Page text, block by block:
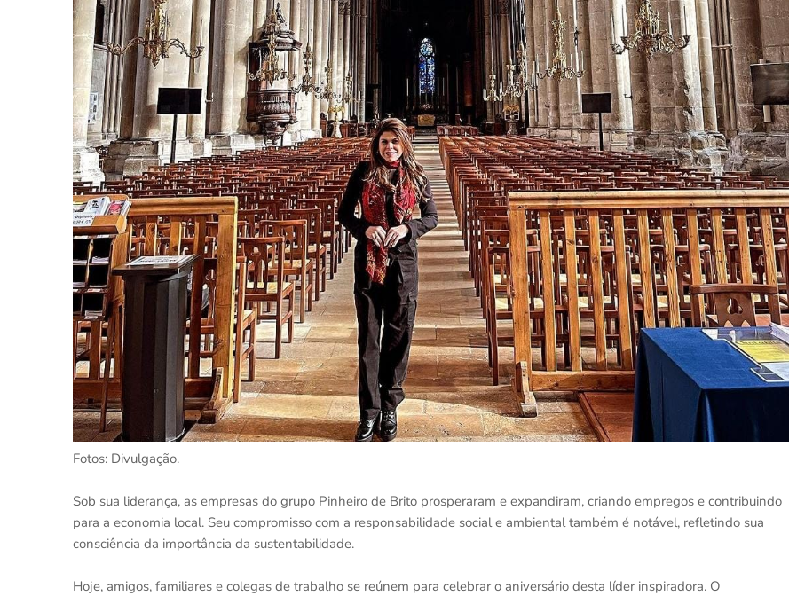
Fotos: Divulgação.
Sob sua liderança, as empresas do grupo Pinheiro de Brito prosperaram e expandiram, criando empregos e contribuindo
para a economia local. Seu compromisso com a responsabilidade social e ambiental também é notável, refletindo sua
consciência da importância da sustentabilidade.
Hoje, amigos, familiares e colegas de trabalho se reúnem para celebrar o aniversário desta líder inspiradora. O